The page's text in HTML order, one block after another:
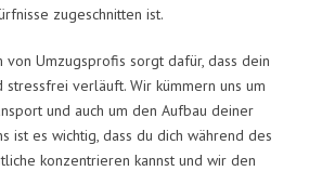
zugeschnitten ist.
von Umzugsprofis sorgt dafür, dass dein
verläuft. Wir kümmern uns um
und auch um den Aufbau deiner
ist es wichtig, dass du dich während des
konzentrieren kannst und wir den